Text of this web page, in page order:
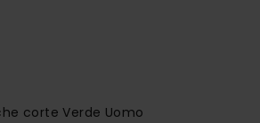
corte Verde Uomo